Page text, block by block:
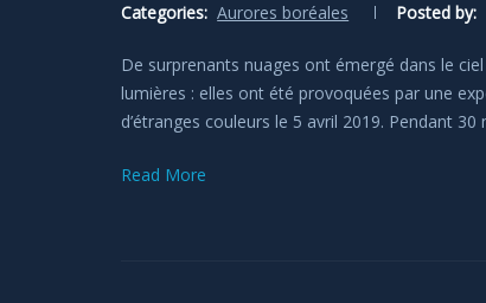
Categories: Aurores boréales Posted by:
De surprenants nuages ont émergé dans le
lumières : elles ont été provoquées par une
d’étranges couleurs le 5 avril 2019. Pendant
Read More